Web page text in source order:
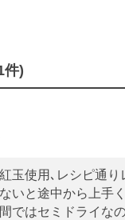
件)
紅玉使用､レシピ通
ないと途中から上手
間ではセミドライな